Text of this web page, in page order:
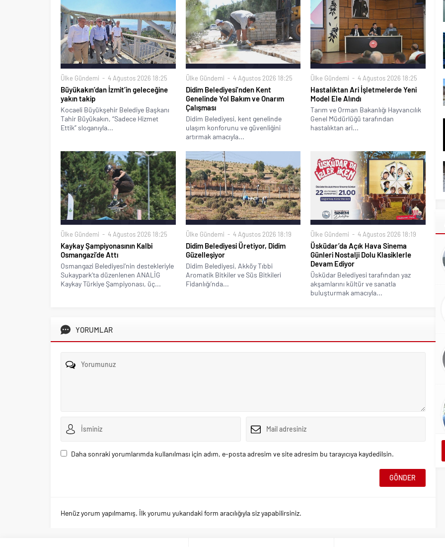
Ülke Gündemi 4 Ağustos 2026 18:25
Büyükakın’dan İzmit’in geleceğine
yakın takip
Kocaeli Büyükşehir Belediye Başkanı
Tahir Büyükakın, “Sadece Hizmet
Ettik” sloganıyla...
Ülke Gündemi 4 Ağustos 2026 18:25
Didim Belediyesi’nden Kent
Genelinde Yol Bakım ve Onarım
Çalışması
Didim Belediyesi, kent genelinde
ulaşım konforunu ve güvenliğini
artırmak amacıyla...
Ülke Gündemi 4 Ağustos 2026 18:25
Hastalıktan Ari İşletmelerde Yeni
Model Ele Alındı
Tarım ve Orman Bakanlığı Hayvancılık
Genel Müdürlüğü tarafından
hastalıktan ari...
Ülke Gündemi 4 Ağustos 2026 18:25
Kaykay Şampiyonasının Kalbi
Osmangazi’de Attı
Osmangazi Belediyesi’nin destekleriyle
Sukaypark’ta düzenlenen ANALİG
Kaykay Türkiye Şampiyonası, üç...
Ülke Gündemi 4 Ağustos 2026 18:19
Didim Belediyesi Üretiyor, Didim
Güzelleşiyor
Didim Belediyesi, Akköy Tıbbi
Aromatik Bitkiler ve Süs Bitkileri
Fidanlığı’nda...
Ülke Gündemi 4 Ağustos 2026 18:19
Üsküdar’da Açık Hava Sinema
Günleri Nostalji Dolu Klasiklerle
Devam Ediyor
Üsküdar Belediyesi tarafından yaz
akşamlarını kültür ve sanatla
buluşturmak amacıyla...
YORUMLAR
Daha sonraki yorumlarımda kullanılması için adım, e-posta adresim ve site adresim bu tarayıcıya kaydedilsin.
Henüz yorum yapılmamış. İlk yorumu yukarıdaki form aracılığıyla siz yapabilirsiniz.